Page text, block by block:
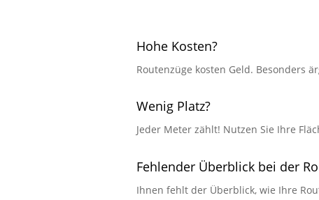
Hohe Kosten?
Routenzüge kosten Geld. Besonders
Wenig Platz?
Jeder Meter zählt! Nutzen Sie Ihre
Fehlender Überblick bei der
Ihnen fehlt der Überblick, wie Ihre